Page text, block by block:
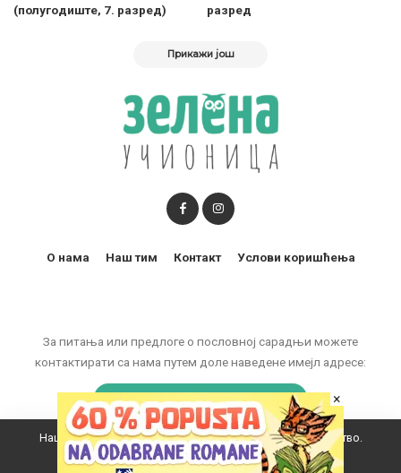
(полугодиште, 7. разред)
разред
Прикажи још
За питања или предлоге о пословној сарадњи можете
контактирати са нама путем доле наведене имејл адресе:
marketing@zelenaucionica.com
О нама Наш тим Контакт Услови коришћења
© 2011-2024 Copyright by Zelena učionica. All Rights reserved.
Наш вебсајт користи колачиће да побољша ваше искуство.
Прихватам
×